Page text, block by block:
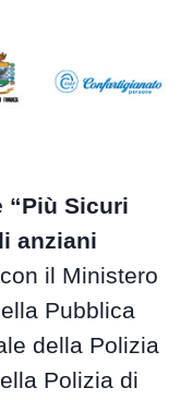
“Più Sicuri
anziani
il Ministero
Pubblica
della Polizia
Polizia di